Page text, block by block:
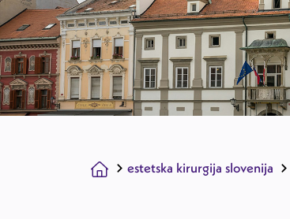
estetska kirurgija slovenija